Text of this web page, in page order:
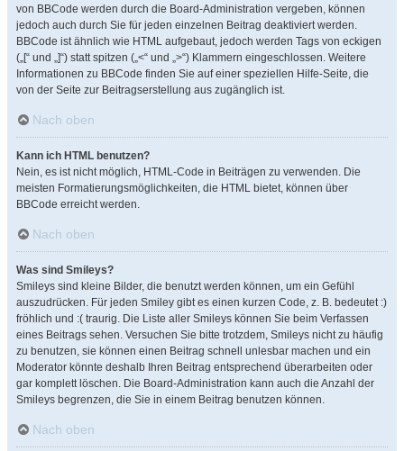
von BBCode werden durch die Board-Administration vergeben, können
jedoch auch durch Sie für jeden einzelnen Beitrag deaktiviert werden.
BBCode ist ähnlich wie HTML aufgebaut, jedoch werden Tags von eckigen
(„[“ und „]“) statt spitzen („<“ und „>“) Klammern eingeschlossen. Weitere
Informationen zu BBCode finden Sie auf einer speziellen Hilfe-Seite, die
von der Seite zur Beitragserstellung aus zugänglich ist.
Nach oben
Kann ich HTML benutzen?
Nein, es ist nicht möglich, HTML-Code in Beiträgen zu verwenden. Die
meisten Formatierungsmöglichkeiten, die HTML bietet, können über
BBCode erreicht werden.
Nach oben
Was sind Smileys?
Smileys sind kleine Bilder, die benutzt werden können, um ein Gefühl
auszudrücken. Für jeden Smiley gibt es einen kurzen Code, z. B. bedeutet :)
fröhlich und :( traurig. Die Liste aller Smileys können Sie beim Verfassen
eines Beitrags sehen. Versuchen Sie bitte trotzdem, Smileys nicht zu häufig
zu benutzen, sie können einen Beitrag schnell unlesbar machen und ein
Moderator könnte deshalb Ihren Beitrag entsprechend überarbeiten oder
gar komplett löschen. Die Board-Administration kann auch die Anzahl der
Smileys begrenzen, die Sie in einem Beitrag benutzen können.
Nach oben